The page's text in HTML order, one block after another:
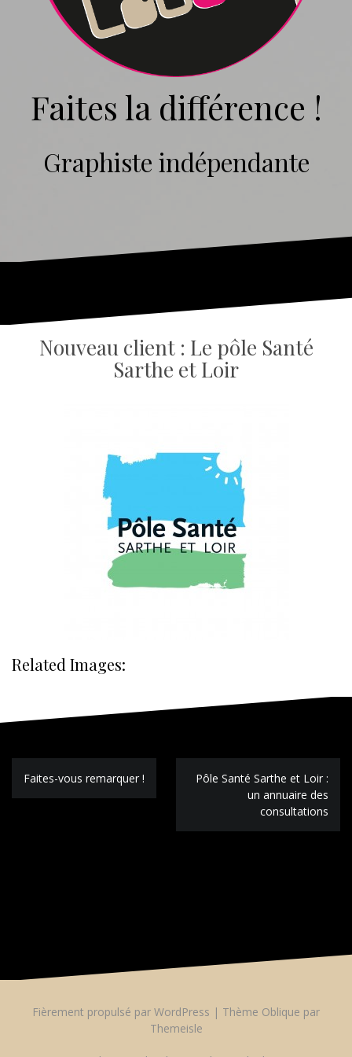
Faites la différence !
Graphiste indépendante
Nouveau client : Le pôle Santé
Sarthe et Loir
Related Images:
Navigation
de
l’article
Faites-vous remarquer !
Pôle Santé Sarthe et Loir :
un annuaire des
consultations
Fièrement propulsé par WordPress | Thème Oblique par
Themeisle